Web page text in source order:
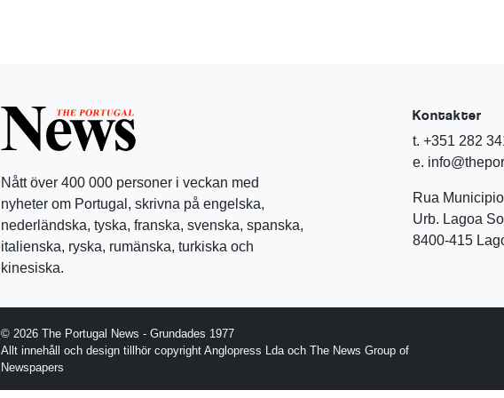
Nått över 400 000 personer i veckan med
nyheter om Portugal, skrivna på engelska,
nederländska, tyska, franska, svenska, spanska,
italienska, ryska, rumänska, turkiska och
kinesiska.
Kontakter
t. +351 282
e.
Rua
Urb. Lagoa
8400-415
© 2026 The Portugal News - Grundades 1977
Allt innehåll och design tillhör copyright Anglopress Lda och The News Group of
Newspapers